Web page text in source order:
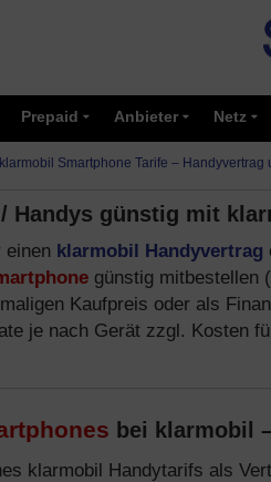
Prepaid Anbieter Netz
klarmobil Smartphone Tarife – Handyvertrag
Handys günstig mit
klarmobil Handyvertrag
günstig mitbestellen (
Kaufpreis oder als
je nach Gerät zzgl. Kosten
bei klarmobil
klarmobil Handytarifs als